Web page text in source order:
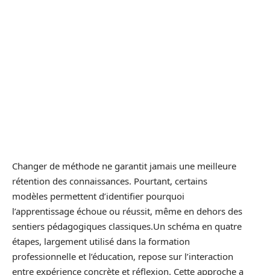
Changer de méthode ne garantit jamais une meilleure
rétention des connaissances. Pourtant, certains
modèles permettent d’identifier pourquoi
l’apprentissage échoue ou réussit, même en dehors des
sentiers pédagogiques classiques.Un schéma en quatre
étapes, largement utilisé dans la formation
professionnelle et l’éducation, repose sur l’interaction
entre expérience concrète et réflexion. Cette approche a